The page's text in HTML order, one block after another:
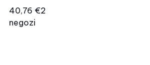
40,76 €2
negozi